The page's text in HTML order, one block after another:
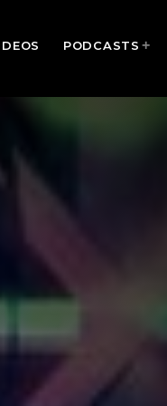
PODCASTS